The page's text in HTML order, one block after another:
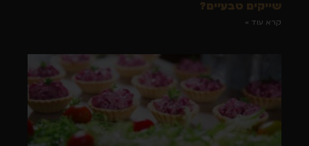
שייקים טבעיים?
קרא עוד »